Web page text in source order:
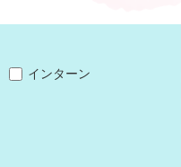
インターン